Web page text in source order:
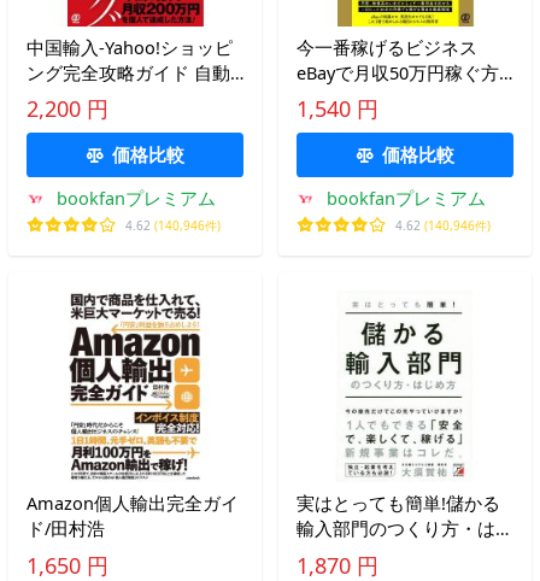
中国輸入-Yahoo!ショッピ
ング完全攻略ガイド 自動
化 1日1時間 ひとり物販 外
注化/奥田準祐
2,200 円
価格比較
bookfanプレミアム
4.62 (140,946件)
今一番稼げるビジネス
eBayで月収50万円稼ぐ方
法/こんさん
1,540 円
価格比較
bookfanプレミアム
4.62 (140,946件)
Amazon個人輸出完全ガイ
ド/田村浩
1,650 円
実はとっても簡単!儲かる
輸入部門のつくり方・はじ
め方/大須賀祐
1,870 円